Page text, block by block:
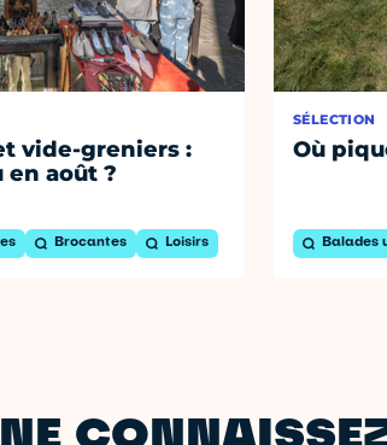
vide-greniers :
en août ?
Brocantes Loisirs
SÉLECTION
Où
Balades